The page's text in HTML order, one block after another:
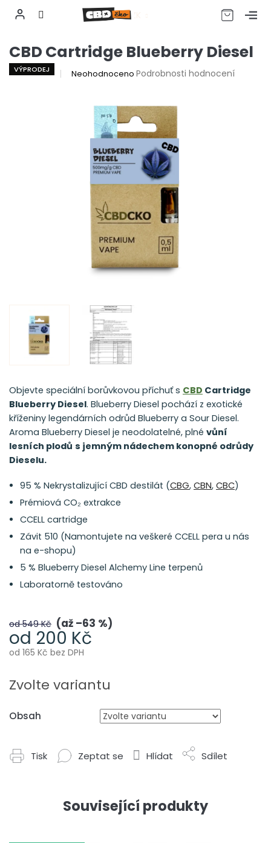
na
obsah
CZK
CBD Cartridge Blueberry Diesel
VÝPRODEJ
Průměrné
hvězdiček.
Neohodnoceno Podrobnosti hodnocení
od 549 Kč až –63 %
od 200 Kč
od 165 Kč bez DPH
cena:
Zvolte variantu
Obsah
Objevte speciální borůvkovou příchuť s CBD Cartridge
Blueberry Diesel. Blueberry Diesel pochází z exotické
kříženiny legendárních odrůd Blueberry a Sour Diesel.
Aroma Blueberry Diesel je neodolatelné, plné vůní
lesních plodů s jemným nádechem konopné odrůdy
Dieselu.
95 % Nekrystalizující CBD destilát (CBG, CBN, CBC)
Prémiová CO₂ extrakce
CCELL cartridge
Závit 510 (Namontujete na veškeré CCELL pera u nás
na e-shopu)
5 % Blueberry Diesel Alchemy Line terpenů
Laboratorně testováno
Tisk Zeptat se Hlídat Sdílet
Související produkty